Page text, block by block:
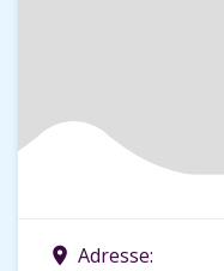
place Adresse: